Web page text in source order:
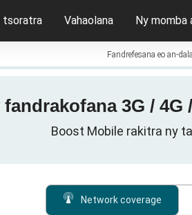
tsoratra Vahaolana Ny momba
Fandrefesana eo an-
3G /
Boost Mobile rakitra ny
Network coverage